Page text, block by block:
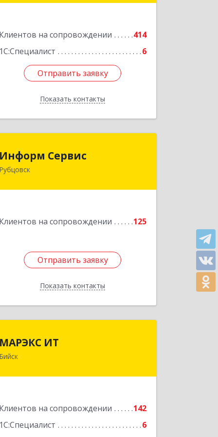
Клиентов на сопровождении
414
1С:Специалист
6
Отправить заявку
Показать контакты
Отправить заявку
Назад
Информ Сервис
Рубцовск
Клиентов на сопровождении 125
Отправить заявку
Показать контакты
658204, Алтайский край, Рубцовск г,
Отправить заявку
Назад
МАРЭКС ИТ
Бийск
Клиентов на сопровождении
142
1С:Специалист
6
Алтайский край, Бийск г, Разина, дом